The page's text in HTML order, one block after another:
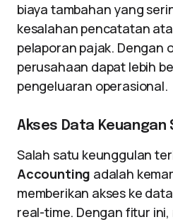
biaya tambahan yang
kesalahan pencatatan
pelaporan pajak. Dengan
perusahaan dapat lebih
pengeluaran operasional.
Akses Data Keuangan
Salah satu keunggulan
Accounting adalah
memberikan akses ke
real-time. Dengan fitur